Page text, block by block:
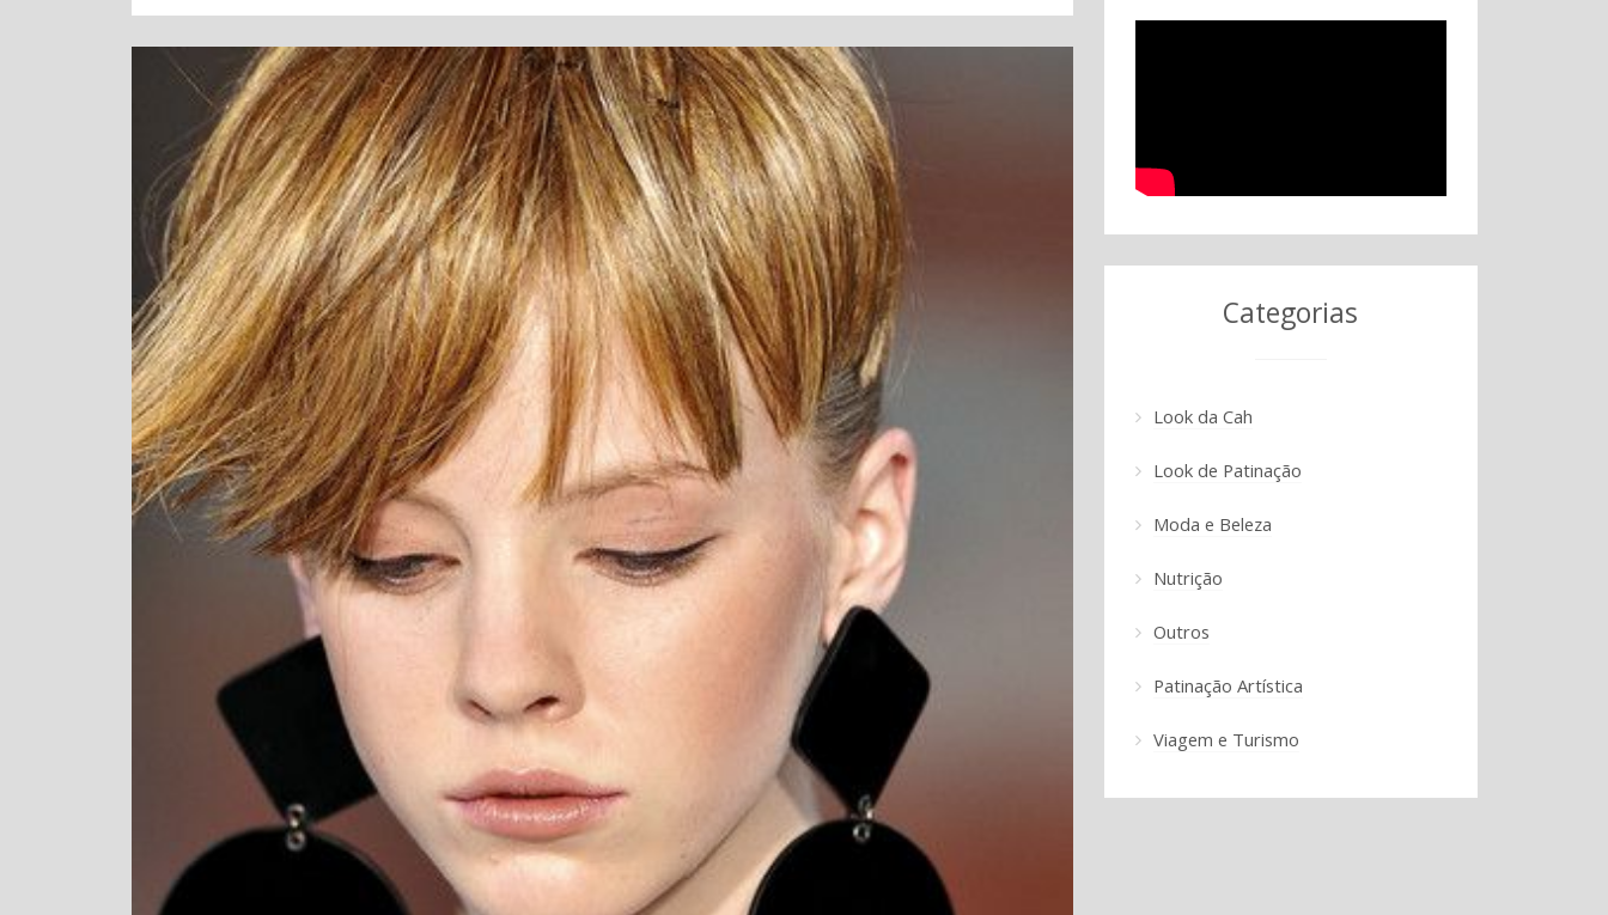
Categorias
Look da Cah
Look de Patinação
Moda e Beleza
Nutrição
Outros
Patinação Artística
Viagem e Turismo